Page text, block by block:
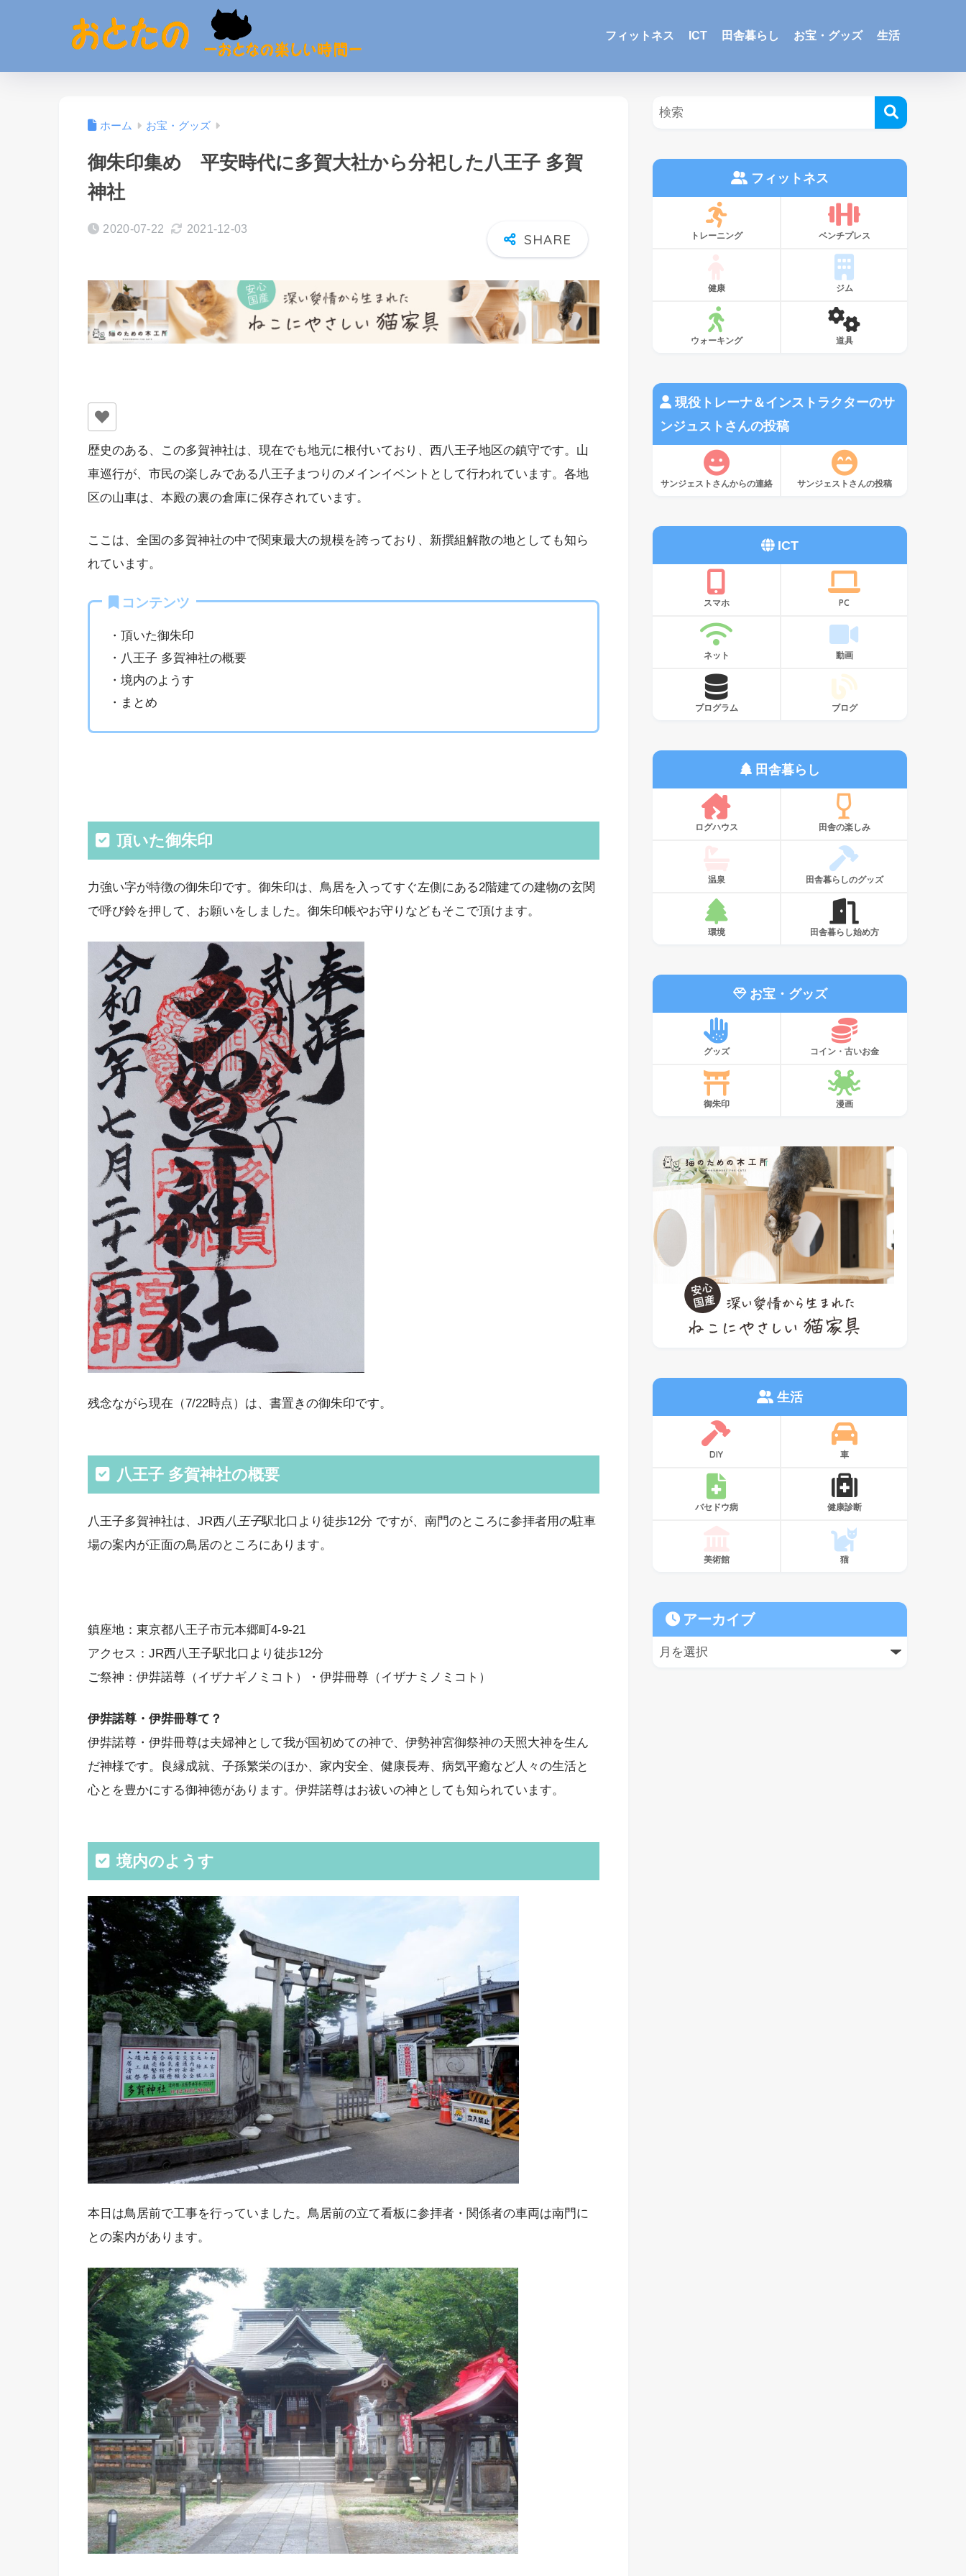
フィットネス ICT 田舎暮らし お宝・グッズ 生活
ホーム お宝・グッズ
御朱印集め 平安時代に多賀大社から分祀した八王子 多賀
神社
2020-07-22 2021-12-03
歴史のある、この多賀神社は、現在でも地元に根付いており、西八王子地区の鎮守です。山
車巡行が、市民の楽しみである八王子まつりのメインイベントとして行われています。各地
区の山車は、本殿の裏の倉庫に保存されています。
ここは、全国の多賀神社の中で関東最大の規模を誇っており、新撰組解散の地としても知ら
れています。
コンテンツ
・頂いた御朱印
・八王子 多賀神社の概要
・境内のようす
・まとめ
頂いた御朱印
力強い字が特徴の御朱印です。御朱印は、鳥居を入ってすぐ左側にある2階建ての建物の玄関
で呼び鈴を押して、お願いをしました。御朱印帳やお守りなどもそこで頂けます。
残念ながら現在（7/22時点）は、書置きの御朱印です。
八王子 多賀神社の概要
八王子多賀神社は、JR西 八王子駅北口より徒歩12分 ですが、南門のところに参拝者用の駐車
場の案内が正面の鳥居のところにあります。
鎮座地：東京都八王子市元本郷町4-9-21
アクセス：JR西八王子駅北口より徒歩12分
ご祭神：伊弉諾尊（イザナギノミコト）・伊弉冊尊（イザナミノミコト）
伊弉諾尊・伊弉冊尊て？
伊弉諾尊・伊弉冊尊は夫婦神として我が国初めての神で、伊勢神宮御祭神の天照大神を生ん
だ神様です。良縁成就、子孫繁栄のほか、家内安全、健康長寿、病気平癒など人々の生活と
心とを豊かにする御神徳があります。伊弉諾尊はお祓いの神としても知られています。
境内のようす
本日は鳥居前で工事を行っていました。鳥居前の立て看板に参拝者・関係者の車両は南門に
との案内があります。
フィットネス
トレーニング ベンチプレス
健康 ジム
ウォーキング 道具
現役トレーナ＆インストラクターのサ
ンジュストさんの投稿
サンジェストさんからの連絡 サンジェストさんの投稿
ICT
スマホ PC
ネット 動画
プログラム ブログ
田舎暮らし
ログハウス 田舎の楽しみ
温泉 田舎暮らしのグッズ
環境 田舎暮らし始め方
お宝・グッズ
グッズ コイン・古いお金
御朱印 漫画
生活
DIY 車
バセドウ病 健康診断
美術館 猫
アーカイブ